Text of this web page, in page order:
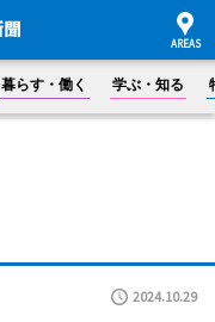
暮らす・働く 学ぶ・知る
2024.10.29